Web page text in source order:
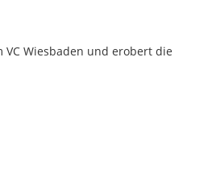
Wiesbaden und erobert die